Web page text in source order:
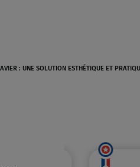
: UNE SOLUTION ESTHÉTIQUE ET